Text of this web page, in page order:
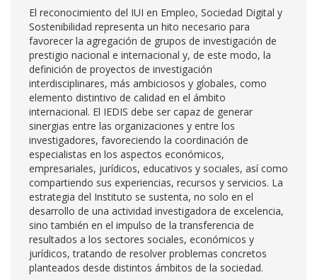
El reconocimiento del IUI en Empleo, Sociedad Digital y
Sostenibilidad representa un hito necesario para
favorecer la agregación de grupos de investigación de
prestigio nacional e internacional y, de este modo, la
definición de proyectos de investigación
interdisciplinares, más ambiciosos y globales, como
elemento distintivo de calidad en el ámbito
internacional. El IEDIS debe ser capaz de generar
sinergias entre las organizaciones y entre los
investigadores, favoreciendo la coordinación de
especialistas en los aspectos económicos,
empresariales, jurídicos, educativos y sociales, así como
compartiendo sus experiencias, recursos y servicios. La
estrategia del Instituto se sustenta, no solo en el
desarrollo de una actividad investigadora de excelencia,
sino también en el impulso de la transferencia de
resultados a los sectores sociales, económicos y
jurídicos, tratando de resolver problemas concretos
planteados desde distintos ámbitos de la sociedad.